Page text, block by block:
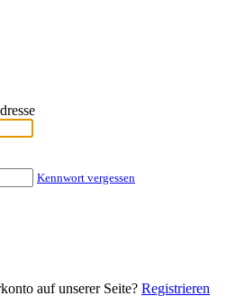
Kennwort vergessen
auf unserer Seite? Registrieren